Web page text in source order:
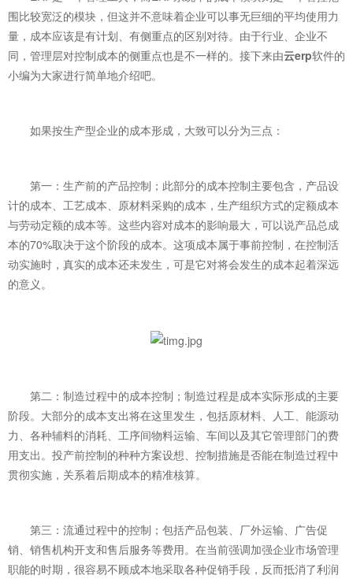
围比较宽泛的模块，但这并不意味着企业可以事无巨细的平均使用力
量，成本应该是有计划、有侧重点的区别对待。由于行业、企业不
同，管理层对控制成本的侧重点也是不一样的。接下来由云erp软件的
小编为大家进行简单地介绍吧。
如果按生产型企业的成本形成，大致可以分为三点：
第一：生产前的产品控制；此部分的成本控制主要包含，产品设
计的成本、工艺成本、原材料采购的成本，生产组织方式的定额成本
与劳动定额的成本等。这些内容对成本的影响最大，可以说产品总成
本的70%取决于这个阶段的成本。这项成本属于事前控制，在控制活
动实施时，真实的成本还未发生，可是它对将会发生的成本起着深远
的意义。
第二：制造过程中的成本控制；制造过程是成本实际形成的主要
阶段。大部分的成本支出将在这里发生，包括原材料、人工、能源动
力、各种辅料的消耗、工序间物料运输、车间以及其它管理部门的费
用支出。投产前控制的种种方案设想、控制措施是否能在制造过程中
贯彻实施，关系着后期成本的精准核算。
第三：流通过程中的控制；包括产品包装、厂外运输、广告促
销、销售机构开支和售后服务等费用。在当前强调加强企业市场管理
职能的时期，很容易不顾成本地采取各种促销手段，反而抵消了利润